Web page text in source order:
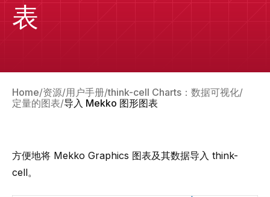
表
Home 资源 用户手册 think-cell Charts：数据可视化
定量的图表 导入 Mekko 图形图表
方便地将 Mekko Graphics 图表及其数据导入 think-
cell。